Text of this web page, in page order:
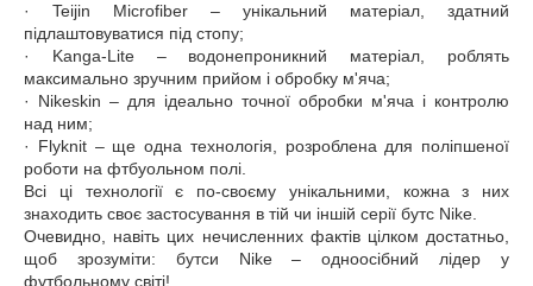
· Teijin Microfiber – унікальний матеріал, здатний
підлаштовуватися під стопу;
· Kanga-Lite – водонепроникний матеріал, роблять
максимально зручним прийом і обробку м'яча;
· Nikeskin – для ідеально точної обробки м'яча і контролю
над ним;
· Flyknit – ще одна технологія, розроблена для поліпшеної
роботи на фтбуольном полі.
Всі ці технології є по-своєму унікальними, кожна з них
знаходить своє застосування в тій чи іншій серії бутс Nike.
Очевидно, навіть цих нечисленних фактів цілком достатньо,
щоб зрозуміти: бутси Nike – одноосібний лідер у
футбольному світі!